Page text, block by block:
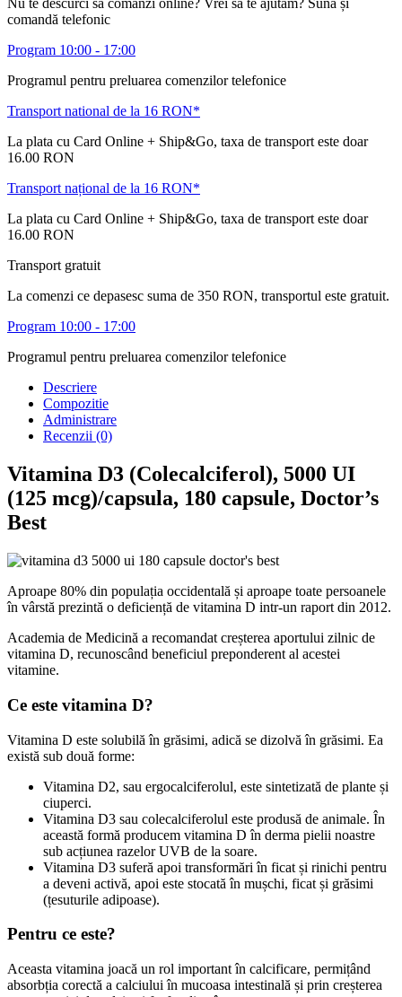
Nu te descurci să comanzi online? Vrei să te ajutăm? Sună și
comandă telefonic
Program 10:00 - 17:00
Programul pentru preluarea comenzilor telefonice
Transport national de la 16 RON*
La plata cu Card Online + Ship&Go, taxa de transport este doar
16.00 RON
Transport național de la 16 RON*
La plata cu Card Online + Ship&Go, taxa de transport este doar
16.00 RON
Transport gratuit
La comenzi ce depasesc suma de 350 RON, transportul este gratuit.
Program 10:00 - 17:00
Programul pentru preluarea comenzilor telefonice
Descriere
Compozitie
Administrare
Recenzii (0)
Vitamina D3 (Colecalciferol), 5000 UI
(125 mcg)/capsula, 180 capsule, Doctor’s
Best
Aproape 80% din populația occidentală și aproape toate persoanele
în vârstă prezintă o deficiență de vitamina D intr-un raport din 2012.
Academia de Medicină a recomandat creșterea aportului zilnic de
vitamina D, recunoscând beneficiul preponderent al acestei
vitamine.
Ce este vitamina D?
Vitamina D este solubilă în grăsimi, adică se dizolvă în grăsimi. Ea
există sub două forme:
Vitamina D2, sau ergocalciferolul, este sintetizată de plante și
ciuperci.
Vitamina D3 sau colecalciferolul este produsă de animale. În
această formă producem vitamina D în derma pielii noastre
sub acțiunea razelor UVB de la soare.
Vitamina D3 suferă apoi transformări în ficat și rinichi pentru
a deveni activă, apoi este stocată în mușchi, ficat și grăsimi
(țesuturile adipoase).
Pentru ce este?
Aceasta vitamina joacă un rol important în calcificare, permițând
absorbția corectă a calciului în mucoasa intestinală și prin creșterea